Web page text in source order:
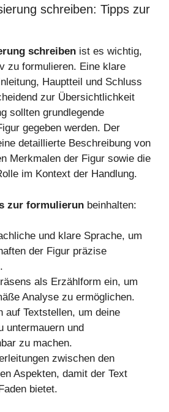
schreiben: Tipps zur
schreiben ist es wichtig,
zu formulieren. Eine klare
Hauptteil und Schluss
zur Übersichtlichkeit
sollten grundlegende
gegeben werden. Der
detaillierte Beschreibung von
Merkmalen der Figur sowie die
im Kontext der Handlung.
zur formulierun beinhalten:
und klare Sprache, um
der Figur präzise
als Erzählform ein, um
Analyse zu ermöglichen.
auf Textstellen, um deine
untermauern und
zu machen.
zwischen den
Aspekten, damit der Text
bietet.